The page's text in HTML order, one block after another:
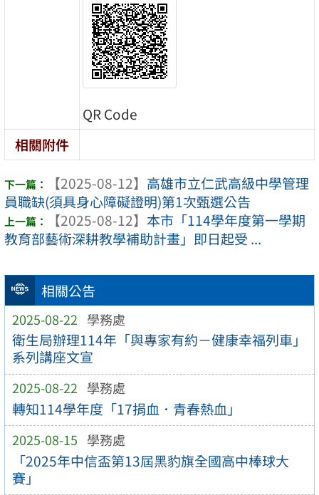
相關公告
2025-08-22 學務處
衛生局辦理114年「與專家有約－健康幸福列車」
系列講座文宣
2025-08-22 學務處
轉知114學年度「17捐血．青春熱血」
2025-08-15 學務處
「2025年中信盃第13屆黑豹旗全國高中棒球大
賽」
QR Code
相關附件
【2025-08-12】 高雄市立仁武高級中學管理
員職缺(須具身心障礙證明)第1次甄選公告
【2025-08-12】 本市「114學年度第一學期
教育部藝術深耕教學補助計畫」即日起受 ...